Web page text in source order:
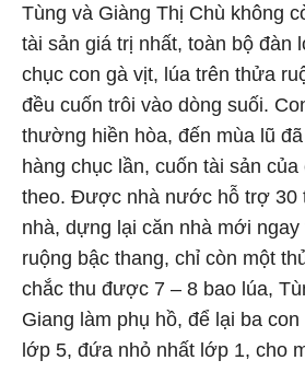
Tùng và Giàng Thị Chù không
tài sản giá trị nhất, toàn bộ đàn
chục con gà vịt, lúa trên thửa
đều cuốn trôi vào dòng suối.
thường hiền hòa, đến mùa lũ
hàng chục lần, cuốn tài sản
theo. Được nhà nước hỗ trợ 30
nhà, dựng lại căn nhà mới
ruộng bậc thang, chỉ còn một
chắc thu được 7 – 8 bao lúa,
Giang làm phụ hồ, để lại ba
lớp 5, đứa nhỏ nhất lớp 1, cho